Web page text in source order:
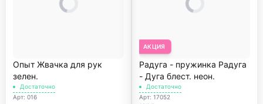
Опыт Жвачка для рук
зелен.
Достаточно
Арт: 016
АКЦИЯ
Радуга - пружинка Радуга
- Дуга блест. неон.
Достаточно
Арт: 17052